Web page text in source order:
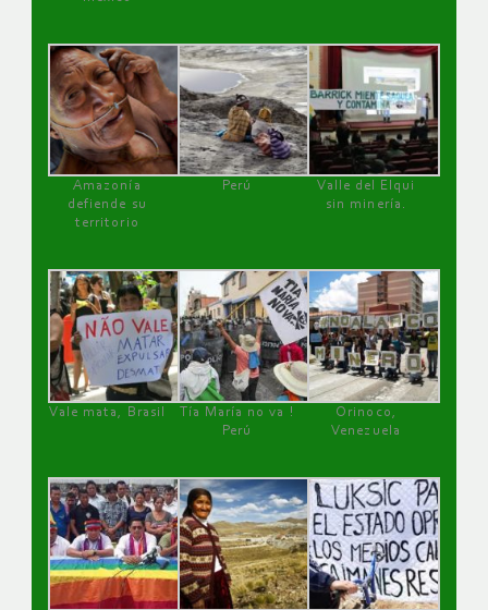
Amazonía
defiende su
territorio
Perú
Valle del Elqui
sin minería.
Vale mata, Brasil
Tía María no va !
Perú
Orinoco,
Venezuela